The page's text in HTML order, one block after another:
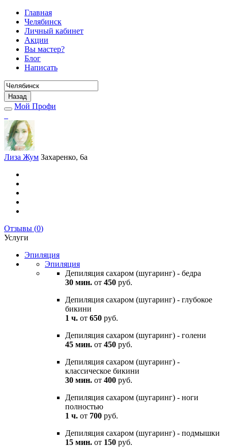
Главная
Челябинск
Личный кабинет
Акции
Вы мастер?
Блог
Написать
Назад
Мой Профи
Лиза Жум Захаренко, 6а
Отзывы (0)
Услуги
Эпиляция
Эпиляция
Депиляция сахаром (шугаринг) - бедра
30 мин. от 450 руб.
Депиляция сахаром (шугаринг) - глубокое
бикини
1 ч. от 650 руб.
Депиляция сахаром (шугаринг) - голени
45 мин. от 450 руб.
Депиляция сахаром (шугаринг) -
классическое бикини
30 мин. от 400 руб.
Депиляция сахаром (шугаринг) - ноги
полностью
1 ч. от 700 руб.
Депиляция сахаром (шугаринг) - подмышки
15 мин. от 150 руб.